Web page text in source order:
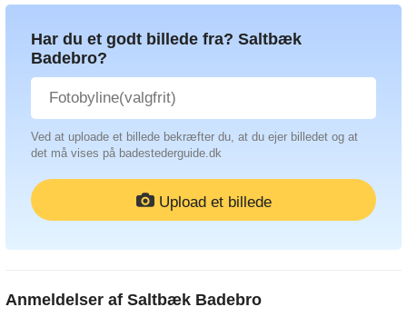
Har du et godt billede fra? Saltbæk
Badebro?
Ved at uploade et billede bekræfter du, at du ejer billedet og at
det må vises på badestederguide.dk
Upload et billede
Anmeldelser af Saltbæk Badebro